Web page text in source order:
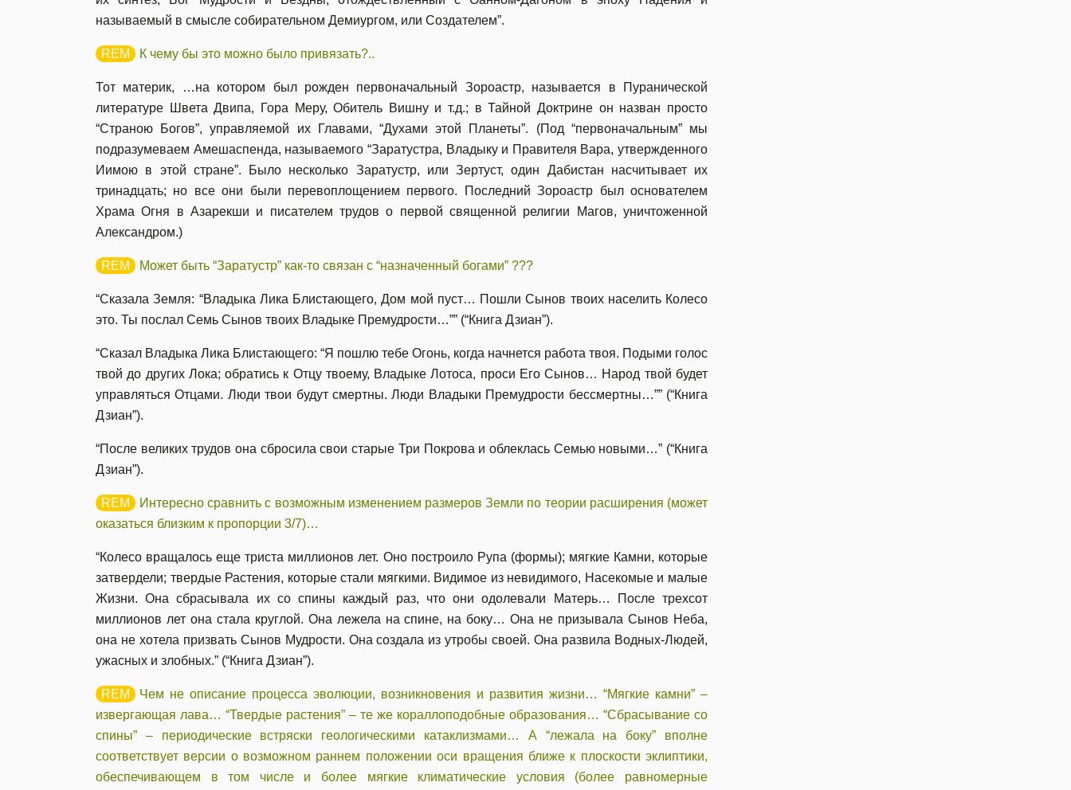
называемый в смысле собирательном Демиургом, или Создателем”.
К чему бы это можно было привязать?..
Тот материк, …на котором был рожден первоначальный Зороастр, называется в Пуранической
литературе Швета Двипа, Гора Меру, Обитель Вишну и т.д.; в Тайной Доктрине он назван просто
“Страною Богов”, управляемой их Главами, “Духами этой Планеты”. (Под “первоначальным” мы
подразумеваем Амешаспенда, называемого “Заратустра, Владыку и Правителя Вара, утвержденного
Иимою в этой стране”. Было несколько Заратустр, или Зертуст, один Дабистан насчитывает их
тринадцать; но все они были перевоплощением первого. Последний Зороастр был основателем
Храма Огня в Азарекши и писателем трудов о первой священной религии Магов, уничтоженной
Александром.)
Может быть “Заратустр” как-то связан с “назначенный богами” ???
“Сказала Земля: “Владыка Лика Блистающего, Дом мой пуст… Пошли Сынов твоих населить Колесо
это. Ты послал Семь Сынов твоих Владыке Премудрости…”” (“Книга Дзиан”).
“Сказал Владыка Лика Блистающего: “Я пошлю тебе Огонь, когда начнется работа твоя. Подыми голос
твой до других Лока; обратись к Отцу твоему, Владыке Лотоса, проси Его Сынов… Народ твой будет
управляться Отцами. Люди твои будут смертны. Люди Владыки Премудрости бессмертны…”” (“Книга
Дзиан”).
“После великих трудов она сбросила свои старые Три Покрова и облеклась Семью новыми…” (“Книга
Дзиан”).
Интересно сравнить с возможным изменением размеров Земли по теории расширения (может
оказаться близким к пропорции 3/7)…
“Колесо вращалось еще триста миллионов лет. Оно построило Рупа (формы); мягкие Камни, которые
затвердели; твердые Растения, которые стали мягкими. Видимое из невидимого, Насекомые и малые
Жизни. Она сбрасывала их со спины каждый раз, что они одолевали Матерь… После трехсот
миллионов лет она стала круглой. Она лежела на спине, на боку… Она не призывала Сынов Неба,
она не хотела призвать Сынов Мудрости. Она создала из утробы своей. Она развила Водных-Людей,
ужасных и злобных.” (“Книга Дзиан”).
Чем не описание процесса эволюции, возникновения и развития жизни… “Мягкие камни” –
извергающая лава… “Твердые растения” – те же кораллоподобные образования… “Сбрасывание со
спины” – периодические встряски геологическими катаклизмами… А “лежала на боку” вполне
соответствует версии о возможном раннем положении оси вращения ближе к плоскости эклиптики,
обеспечивающем в том числе и более мягкие климатические условия (более равномерные